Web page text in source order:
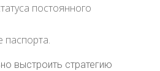
постоянного
выстроить стратегию